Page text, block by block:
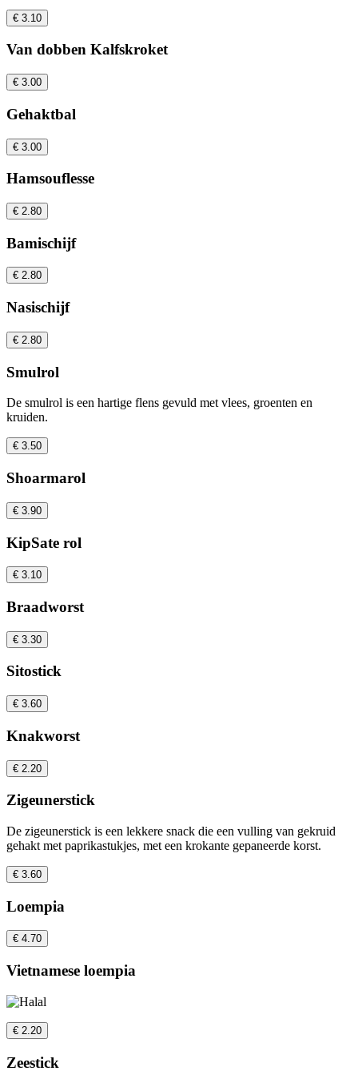
€ 3.10
Van dobben Kalfskroket
€ 3.00
Gehaktbal
€ 3.00
Hamsouflesse
€ 2.80
Bamischijf
€ 2.80
Nasischijf
€ 2.80
Smulrol
De smulrol is een hartige flens gevuld met vlees, groenten en
kruiden.
€ 3.50
Shoarmarol
€ 3.90
KipSate rol
€ 3.10
Braadworst
€ 3.30
Sitostick
€ 3.60
Knakworst
€ 2.20
Zigeunerstick
De zigeunerstick is een lekkere snack die een vulling van gekruid
gehakt met paprikastukjes, met een krokante gepaneerde korst.
€ 3.60
Loempia
€ 4.70
Vietnamese loempia
€ 2.20
Zeestick